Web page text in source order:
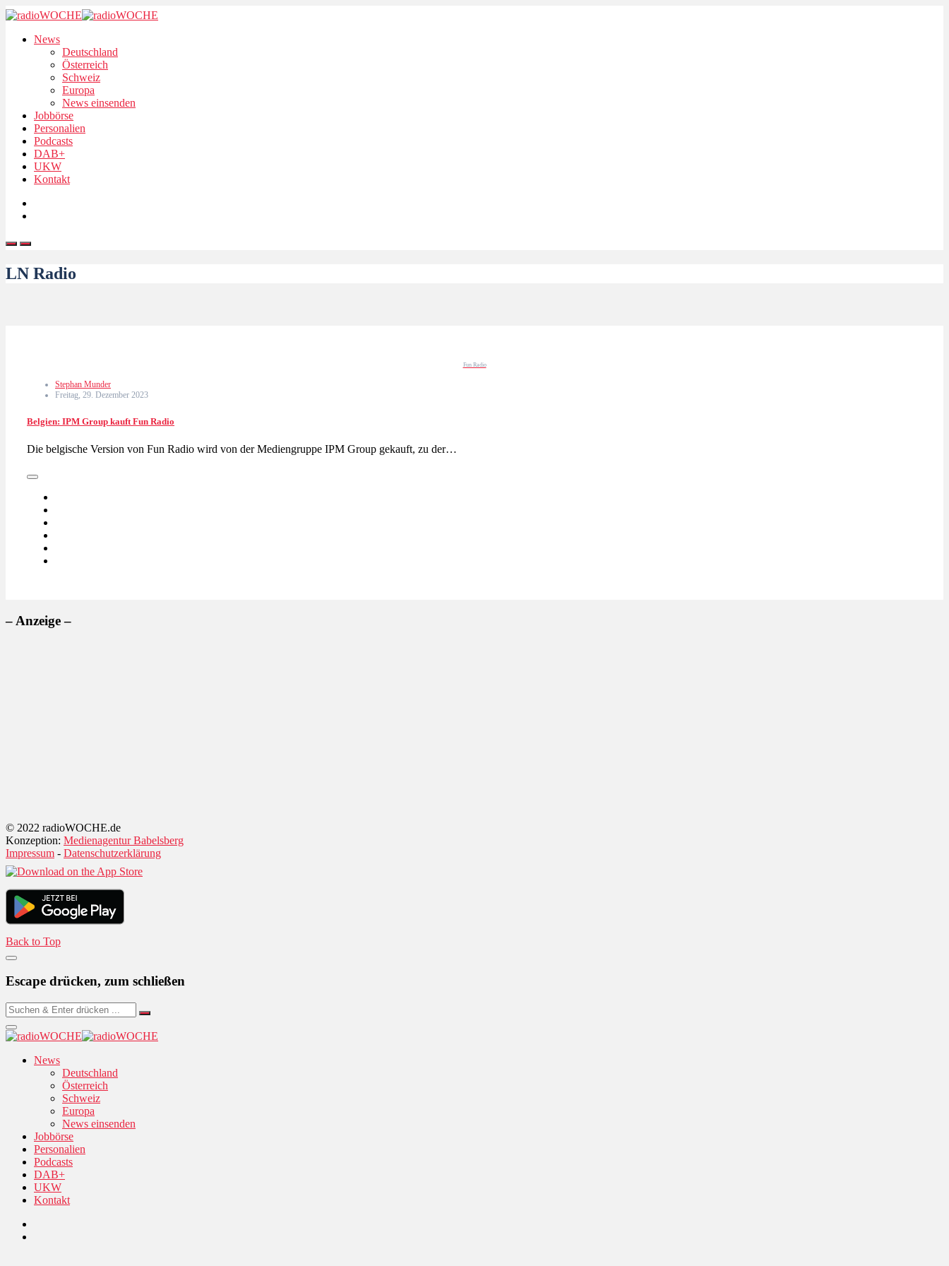
News
Deutschland
Österreich
Schweiz
Europa
News einsenden
Jobbörse
Personalien
Podcasts
DAB+
UKW
Kontakt
LN Radio
Fun Radio
Stephan Munder
Freitag, 29. Dezember 2023
Belgien: IPM Group kauft Fun Radio
Die belgische Version von Fun Radio wird von der Mediengruppe IPM Group gekauft, zu der…
– Anzeige –
© 2022 radioWOCHE.de
Konzeption: Medienagentur Babelsberg
Impressum - Datenschutzerklärung
Back to Top
Escape drücken, zum schließen
News
Deutschland
Österreich
Schweiz
Europa
News einsenden
Jobbörse
Personalien
Podcasts
DAB+
UKW
Kontakt